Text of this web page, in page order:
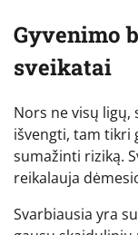
Gyvenimo
sveikatai
Nors ne visų ligų,
išvengti, tam tikri
sumažinti riziką.
reikalauja
Svarbiausia yra